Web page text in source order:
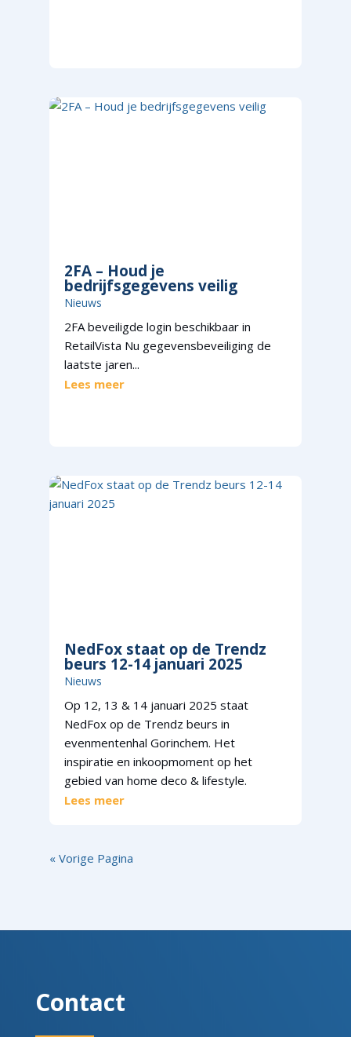
2FA – Houd je
bedrijfsgegevens veilig
Nieuws
2FA beveiligde login beschikbaar in
RetailVista Nu gegevensbeveiliging de
laatste jaren...
Lees meer
NedFox staat op de Trendz
beurs 12-14 januari 2025
Nieuws
Op 12, 13 & 14 januari 2025 staat
NedFox op de Trendz beurs in
evenmentenhal Gorinchem. Het
inspiratie en inkoopmoment op het
gebied van home deco & lifestyle.
Lees meer
« Vorige Pagina
Contact